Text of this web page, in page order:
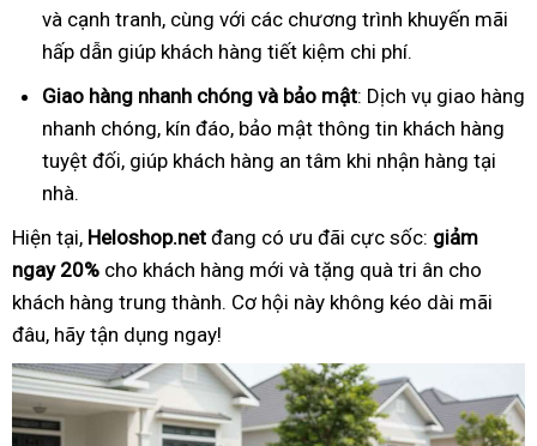
và cạnh tranh, cùng với các chương trình khuyến mãi
hấp dẫn giúp khách hàng tiết kiệm chi phí.
Giao hàng nhanh chóng và bảo mật: Dịch vụ giao hàng
nhanh chóng, kín đáo, bảo mật thông tin khách hàng
tuyệt đối, giúp khách hàng an tâm khi nhận hàng tại
nhà.
Hiện tại, Heloshop.net đang có ưu đãi cực sốc: giảm
ngay 20% cho khách hàng mới và tặng quà tri ân cho
khách hàng trung thành. Cơ hội này không kéo dài mãi
đâu, hãy tận dụng ngay!